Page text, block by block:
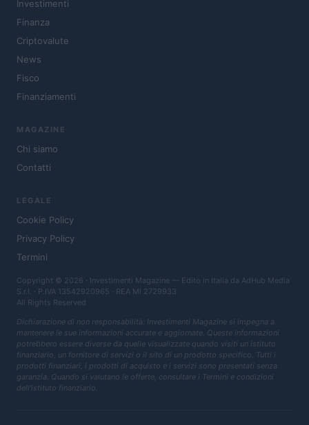
Investimenti
Finanza
Criptovalute
News
Fisco
Finanziamenti
MAGAZINE
Chi siamo
Contatti
LEGALE
Cookie Policy
Privacy Policy
Termini
Copyright © 2026 · Investimenti Magazine — Edito in Italia da AdHub Media
S.r.l. · P.IVA 13542920965 · REA MI 2729933
All Rights Reserved
Dichiarazione di non responsabilità: Investimenti Magazine si impegna a
mantenere le sue informazioni accurate e aggiornate. Queste informazioni
potrebbero essere diverse da quelle visualizzate quando visiti un istituto
finanziario, un fornitore di servizi o il sito di un prodotto specifico. Tutti i
prodotti finanziari, i prodotti di acquisto e i servizi sono presentati senza
garanzia. Quando si valutano le offerte, consultare i Termini e condizioni
dell'istituto finanziario.